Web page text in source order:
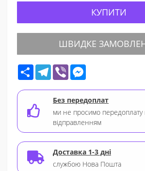
КУПИТИ
ШВИДКЕ
Share Telegram
Viber
Без передоплат
ми не просимо передоплату
відправленням
Доставка 1-3 дні
службою Нова Пошта